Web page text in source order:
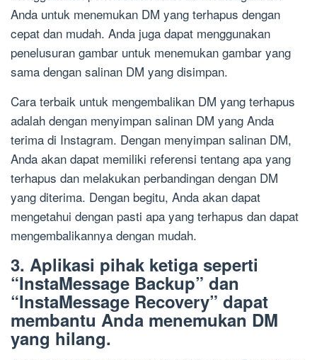
Anda untuk menemukan DM yang terhapus dengan
cepat dan mudah. Anda juga dapat menggunakan
penelusuran gambar untuk menemukan gambar yang
sama dengan salinan DM yang disimpan.
Cara terbaik untuk mengembalikan DM yang terhapus
adalah dengan menyimpan salinan DM yang Anda
terima di Instagram. Dengan menyimpan salinan DM,
Anda akan dapat memiliki referensi tentang apa yang
terhapus dan melakukan perbandingan dengan DM
yang diterima. Dengan begitu, Anda akan dapat
mengetahui dengan pasti apa yang terhapus dan dapat
mengembalikannya dengan mudah.
3. Aplikasi pihak ketiga seperti
“InstaMessage Backup” dan
“InstaMessage Recovery” dapat
membantu Anda menemukan DM
yang hilang.